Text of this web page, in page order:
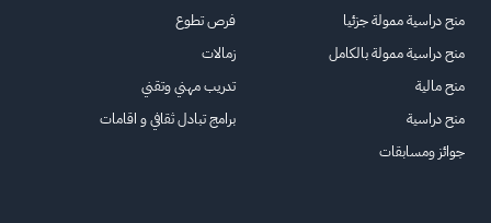
منح دراسية ممولة جزئيا
منح دراسية ممولة بالكامل
منح مالية
منح دراسية
جوائز ومسابقات
فرص تطوع
زمالات
تدريب مهني وتقني
برامج تبادل ثقافي و اقامات